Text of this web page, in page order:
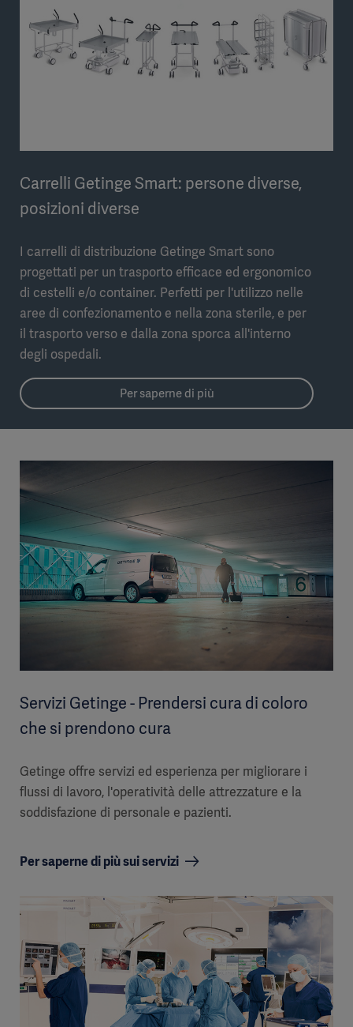
Carrelli Getinge Smart: persone diverse,
posizioni diverse
I carrelli di distribuzione Getinge Smart sono
progettati per un trasporto efficace ed ergonomico
di cestelli e/o container. Perfetti per l'utilizzo nelle
aree di confezionamento e nella zona sterile, e per
il trasporto verso e dalla zona sporca all'interno
degli ospedali.
Per saperne di più
Servizi Getinge - Prendersi cura di coloro
che si prendono cura
Getinge offre servizi ed esperienza per migliorare i
flussi di lavoro, l'operatività delle attrezzature e la
soddisfazione di personale e pazienti.
Per saperne di più sui servizi